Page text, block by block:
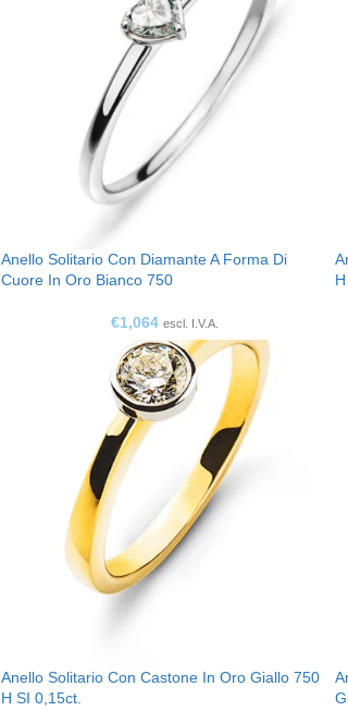
Anello Solitario Con Diamante A Forma Di
Cuore In Oro Bianco 750
€1,064 escl. I.V.A.
Anello Solitario Con Castone In Oro Giallo 750
H SI 0,15ct.